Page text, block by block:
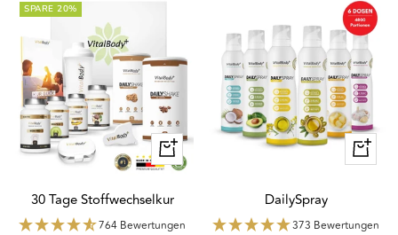
SPARE 20%
Schnellansicht
30 Tage Stoffwechselkur
764 Bewertungen
DailySpray
373 Bewertungen